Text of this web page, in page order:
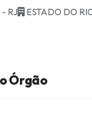
RJ ESTADO DO
Órgão